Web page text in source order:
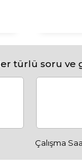
türlü soru ve
Çalışma